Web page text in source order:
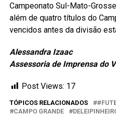
Campeonato Sul-Mato-
além de quatro títulos do
vencidos antes da divisão
Alessandra Izaac
Assessoria de Imprensa do
Post Views: 17
TÓPICOS RELACIONADOS
CAMPO GRANDE